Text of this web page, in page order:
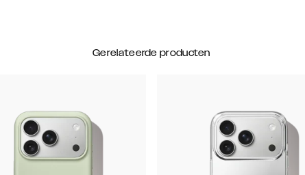
Gerelateerde producten